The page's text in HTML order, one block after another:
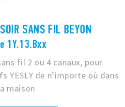
SANS FIL BEYON
1Y.13.Bxx
fil 2 ou 4 canaux, pour
YESLY de n’importe où dans
maison